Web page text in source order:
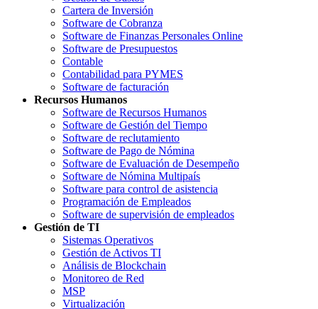
Cartera de Inversión
Software de Cobranza
Software de Finanzas Personales Online
Software de Presupuestos
Contable
Contabilidad para PYMES
Software de facturación
Recursos Humanos
Software de Recursos Humanos
Software de Gestión del Tiempo
Software de reclutamiento
Software de Pago de Nómina
Software de Evaluación de Desempeño
Software de Nómina Multipaís
Software para control de asistencia
Programación de Empleados
Software de supervisión de empleados
Gestión de TI
Sistemas Operativos
Gestión de Activos TI
Análisis de Blockchain
Monitoreo de Red
MSP
Virtualización